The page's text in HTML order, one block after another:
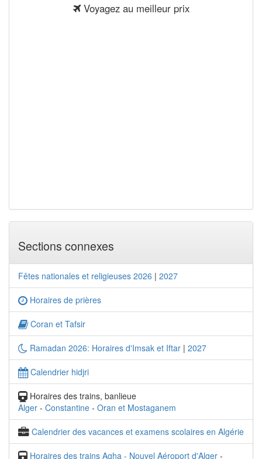
Voyagez au meilleur prix
Sections connexes
Fêtes nationales et religieuses 2026 | 2027
Horaires de prières
Coran et Tafsir
Ramadan 2026: Horaires d'Imsak et Iftar | 2027
Calendrier hidjri
Horaires des trains, banlieue
Alger - Constantine - Oran et Mostaganem
Calendrier des vacances et examens scolaires en Algérie
Horaires des trains Agha - Nouvel Aéroport d'Alger -